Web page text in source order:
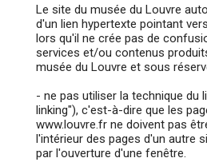
Le site du musée du Louvre
d'un lien hypertexte pointant
lors qu'il ne crée pas de
services et/ou contenus
musée du Louvre et sous
- ne pas utiliser la technique du
linking"), c'est-à-dire que les
www.louvre.fr ne doivent pas
l'intérieur des pages d'un autre
par l'ouverture d'une fenêtre.